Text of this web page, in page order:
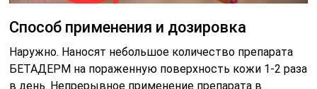
Способ применения и дозировка
Наружно. Наносят небольшое количество препарата
БЕТАДЕРМ на пораженную поверхность кожи 1-2 раза
в день. Непрерывное применение препарата в